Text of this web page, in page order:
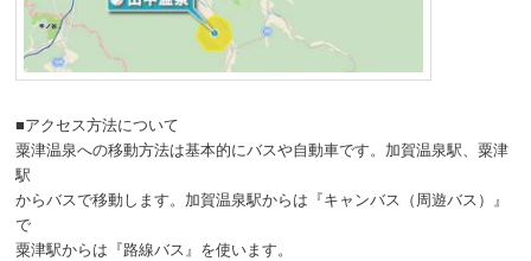
■アクセス方法について
粟津温泉への移動方法は基本的にバスや自動車です。加賀温泉駅、粟津
駅
からバスで移動します。加賀温泉駅からは『キャンバス（周遊バス）』
で
粟津駅からは『路線バス』を使います。